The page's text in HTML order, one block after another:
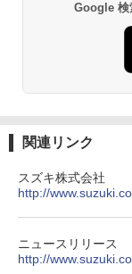
Google 検
関連リンク
スズキ株式会社
http://
ニュースリリース
http://